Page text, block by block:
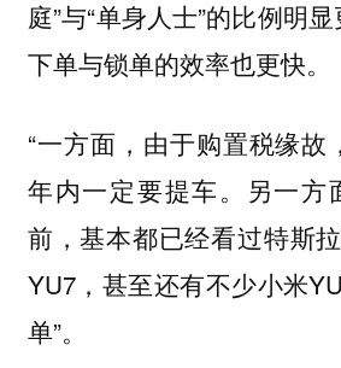
庭”与“单身人士”的比例明显
下单与锁单的效率也更快。
“一方面，由于购置税缘故
年内一定要提车。另一方
前，基本都已经看过特斯
YU7，甚至还有不少小米
单”。